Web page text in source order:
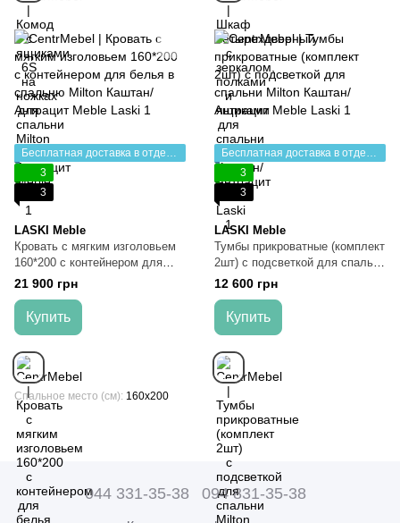
Бесплатная доставка в отделение НП
3
3
LASKI Meble
Кровать с мягким изголовьем
160*200 с контейнером для
белья в спальню Milton
Каштан/Антрацит Meble Laski
21 900 грн
Купить
Спальное место (см) 160x200
Бесплатная доставка в отделение НП
3
3
LASKI Meble
Тумбы прикроватные (комплект
2шт) с подсветкой для спальни
Milton Каштан/Антрацит Meble
12 600 грн
Купить
044 331-35-38 094 831-35-38